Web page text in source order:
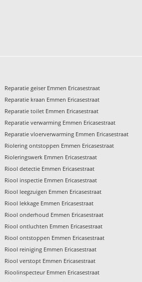
Reparatie geiser Emmen Ericasestraat
Reparatie kraan Emmen Ericasestraat
Reparatie toilet Emmen Ericasestraat
Reparatie verwarming Emmen Ericasestraat
Reparatie vloerverwarming Emmen Ericasestraat
Riolering ontstoppen Emmen Ericasestraat
Rioleringswerk Emmen Ericasestraat
Riool detectie Emmen Ericasestraat
Riool inspectie Emmen Ericasestraat
Riool leegzuigen Emmen Ericasestraat
Riool lekkage Emmen Ericasestraat
Riool onderhoud Emmen Ericasestraat
Riool ontluchten Emmen Ericasestraat
Riool ontstoppen Emmen Ericasestraat
Riool reiniging Emmen Ericasestraat
Riool verstopt Emmen Ericasestraat
Rioolinspecteur Emmen Ericasestraat